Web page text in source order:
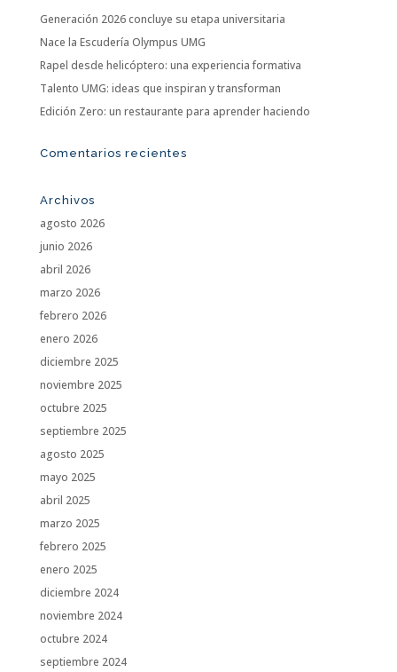
Generación 2026 concluye su etapa universitaria
Nace la Escudería Olympus UMG
Rapel desde helicóptero: una experiencia formativa
Talento UMG: ideas que inspiran y transforman
Edición Zero: un restaurante para aprender haciendo
Comentarios recientes
Archivos
agosto 2026
junio 2026
abril 2026
marzo 2026
febrero 2026
enero 2026
diciembre 2025
noviembre 2025
octubre 2025
septiembre 2025
agosto 2025
mayo 2025
abril 2025
marzo 2025
febrero 2025
enero 2025
diciembre 2024
noviembre 2024
octubre 2024
septiembre 2024